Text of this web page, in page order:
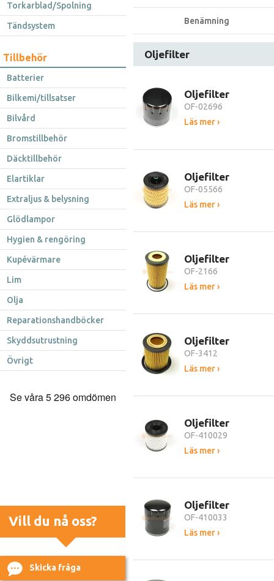
Torkarblad/Spolning
Tändsystem
Tillbehör
Batterier
Bilkemi/tillsatser
Bilvård
Bromstillbehör
Däcktillbehör
Elartiklar
Extraljus & belysning
Glödlampor
Hygien & rengöring
Kupévärmare
Lim
Olja
Reparationshandböcker
Skyddsutrustning
Övrigt
Vill du nå oss?
Skicka fråga
Benämning
Oljefilter
Oljefilter
OF-02696
Läs mer ›
Oljefilter
OF-05566
Läs mer ›
Oljefilter
OF-2166
Läs mer ›
Oljefilter
OF-3412
Läs mer ›
Oljefilter
OF-410029
Läs mer ›
Oljefilter
OF-410033
Läs mer ›